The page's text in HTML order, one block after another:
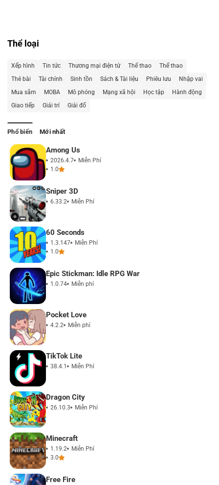
Thể loại
Xếp hình Tin tức Thương mại điện tử Thể thao
Thể thao
Thẻ bài
Tài chính Sinh tồn Sách & Tài liệu Phiêu lưu
Nhập vai
Mua sắm
MOBA Mô phỏng Mạng xã hội Học tập
Hành động
Giao tiếp
Giải trí Giải đố
Phổ biến Mới nhất
Among Us
2026.4.7
Miễn Phí
1.0
Sniper 3D
6.33.2 Miễn Phí
60 Seconds
1.3.147
Miễn Phí
1.0
Epic Stickman: Idle RPG War
1.0.74 Miễn phí
Pocket Love
4.2.2 Miễn phí
TikTok Lite
38.4.1 Miễn Phí
Dragon City
26.10.3 Miễn Phí
Minecraft
1.19.2
Miễn Phí
3.0
Free Fire